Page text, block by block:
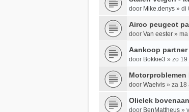
door Mike.denys » di
Airco peugeot
door Van eester »
Aankoop partner
door Bokkie3 » zo 19
Motorproblemen
door Waelvis » za 18
Olielek
door BenMattheus »